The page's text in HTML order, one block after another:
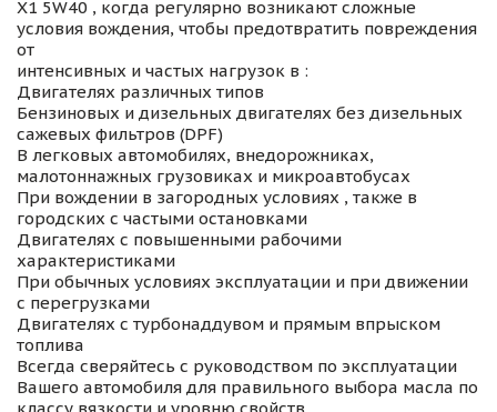
X1 5W40 , когда регулярно возникают сложные
условия вождения, чтобы предотвратить повреждения
от
интенсивных и частых нагрузок в :
Двигателях различных типов
Бензиновых и дизельных двигателях без дизельных
сажевых фильтров (DPF)
В легковых автомобилях, внедорожниках,
малотоннажных грузовиках и микроавтобусах
При вождении в загородных условиях , также в
городских с частыми остановками
Двигателях с повышенными рабочими
характеристиками
При обычных условиях эксплуатации и при движении
с перегрузками
Двигателях с турбонаддувом и прямым впрыском
топлива
Всегда сверяйтесь с руководством по эксплуатации
Вашего автомобиля для правильного выбора масла по